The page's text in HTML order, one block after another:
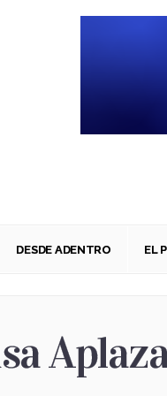
DESDE ADENTRO EL